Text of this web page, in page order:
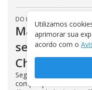
DO R7
Mais dez
semana dos
Champions
Segue implacável o
competição interclubes
Utilizamos
aprimorar sua
acordo com o